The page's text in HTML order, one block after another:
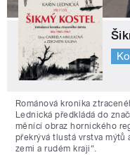
Románová kronika
Lednická předkládá do
měnící obraz hornického
překrývá tlustá vrstva mýtů
zemi a rudém kraji“.